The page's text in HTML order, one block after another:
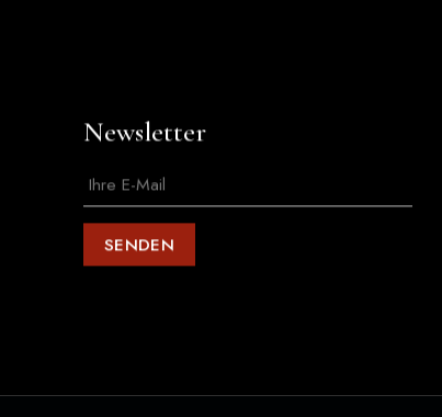
Newsletter